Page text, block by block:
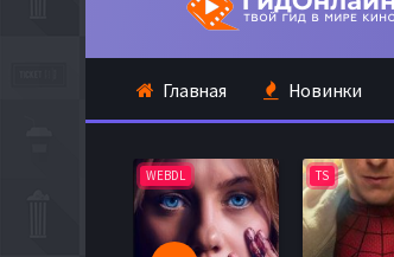
Главная Новинки
WEBDL TS